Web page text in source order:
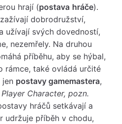
hrají (postava hráče).
dobrodružství,
užívají svých dovedností,
nezemřely. Na druhou
příběhu, aby se hýbal,
rámce, také ovládá určité
jen postavy gamemastera,
Character, pozn.
hráčů setkávají a
udržuje příběh v chodu,